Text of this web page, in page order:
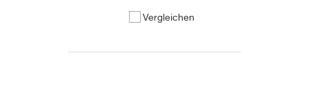
Vergleichen